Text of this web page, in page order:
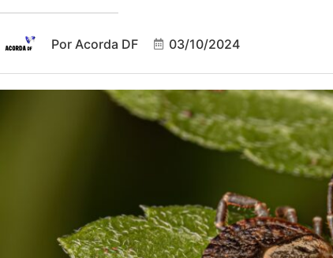
Por Acorda DF 03/10/2024